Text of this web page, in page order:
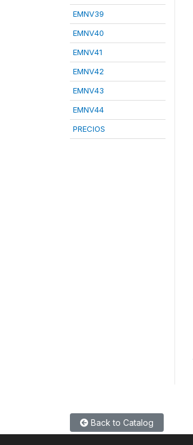
EMNV39
EMNV40
EMNV41
EMNV42
EMNV43
EMNV44
PRECIOS
Back to Catalog